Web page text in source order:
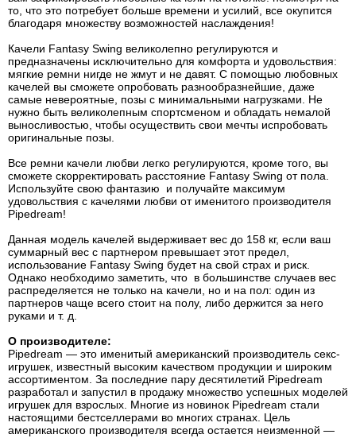
то, что это потребует больше времени и усилий, все окупится
благодаря множеству возможностей наслаждения!
Качели Fantasy Swing великолепно регулируются и
предназначены исключительно для комфорта и удовольствия:
мягкие ремни нигде не жмут и не давят. С помощью любовных
качелей вы сможете опробовать разнообразнейшие, даже
самые невероятные, позы с минимальными нагрузками. Не
нужно быть великолепным спортсменом и обладать немалой
выносливостью, чтобы осуществить свои мечты испробовать
оригинальные позы.
Все ремни качели любви легко регулируются, кроме того, вы
сможете скорректировать расстояние Fantasy Swing от пола.
Используйте свою фантазию и получайте максимум
удовольствия с качелями любви от именитого производителя
Pipedream!
Данная модель качелей выдерживает вес до 158 кг, если ваш
суммарный вес с партнером превышает этот предел,
использование Fantasy Swing будет на свой страх и риск.
Однако необходимо заметить, что в большинстве случаев вес
распределяется не только на качели, но и на пол: один из
партнеров чаще всего стоит на полу, либо держится за него
руками и т. д.
О производителе:
Pipedream — это именитый американский производитель секс-
игрушек, известный высоким качеством продукции и широким
ассортиментом. За последние пару десятилетий Pipedream
разработал и запустил в продажу множество успешных моделей
игрушек для взрослых. Многие из новинок Pipedream стали
настоящими бестселлерами во многих странах. Цель
американского производителя всегда остается неизменной —